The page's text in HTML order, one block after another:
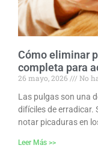
Cómo eliminar
completa para
26 mayo, 2026
No
Las pulgas son una
difíciles de erradicar.
notar picaduras en
Leer Más >>